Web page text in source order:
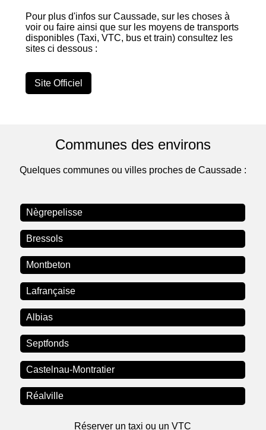
Pour plus d'infos sur Caussade, sur les choses à
voir ou faire ainsi que sur les moyens de transports
disponibles (Taxi, VTC, bus et train) consultez les
sites ci dessous :
Site Officiel
Communes des environs
Quelques communes ou villes proches de Caussade :
Nègrepelisse
Bressols
Montbeton
Lafrançaise
Albias
Septfonds
Castelnau-Montratier
Réalville
Réserver un taxi ou un VTC